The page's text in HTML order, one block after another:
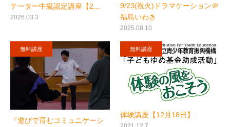
テーター中級認定講座【2…
2026.03.3
9/23(祝火)ドラマケーション＠
福島いわき
2025.08.10
無料講座
『遊びで育むコミュニケーシ
無料講座
体験講座【12月18日】